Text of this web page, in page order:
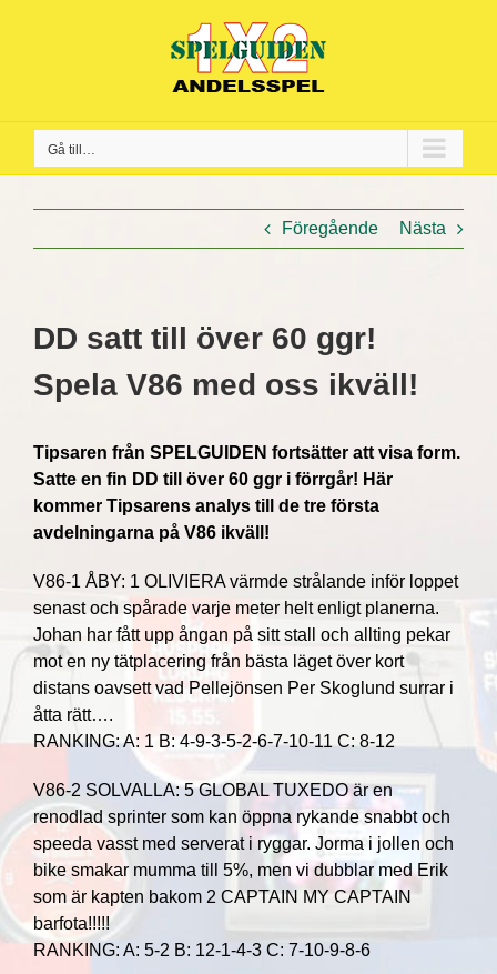
Gå till…
Föregående Nästa
DD satt till över 60 ggr!
Spela V86 med oss ikväll!
Tipsaren från SPELGUIDEN fortsätter att visa form.
Satte en fin DD till över 60 ggr i förrgår! Här
kommer Tipsarens analys till de tre första
avdelningarna på V86 ikväll!
V86-1 ÅBY: 1 OLIVIERA värmde strålande inför loppet
senast och spårade varje meter helt enligt planerna.
Johan har fått upp ångan på sitt stall och allting pekar
mot en ny tätplacering från bästa läget över kort
distans oavsett vad Pellejönsen Per Skoglund surrar i
åtta rätt….
RANKING: A: 1 B: 4-9-3-5-2-6-7-10-11 C: 8-12
V86-2 SOLVALLA: 5 GLOBAL TUXEDO är en
renodlad sprinter som kan öppna rykande snabbt och
speeda vasst med serverat i ryggar. Jorma i jollen och
bike smakar mumma till 5%, men vi dubblar med Erik
som är kapten bakom 2 CAPTAIN MY CAPTAIN
barfota!!!!!
RANKING: A: 5-2 B: 12-1-4-3 C: 7-10-9-8-6